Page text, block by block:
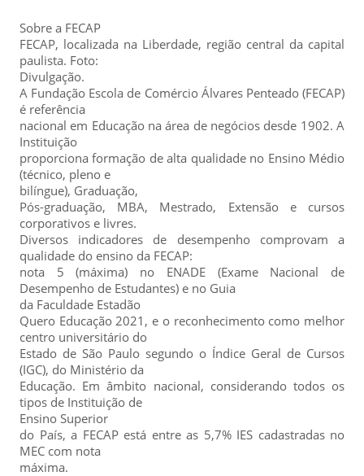
Sobre a FECAP
FECAP, localizada na Liberdade, região central da capital
paulista. Foto:
Divulgação.
A Fundação Escola de Comércio Álvares Penteado (FECAP)
é referência
nacional em Educação na área de negócios desde 1902. A
Instituição
proporciona formação de alta qualidade no Ensino Médio
(técnico, pleno e
bilíngue), Graduação,
Pós-graduação, MBA, Mestrado, Extensão e cursos
corporativos e livres.
Diversos indicadores de desempenho comprovam a
qualidade do ensino da FECAP:
nota 5 (máxima) no ENADE (Exame Nacional de
Desempenho de Estudantes) e no Guia
da Faculdade Estadão
Quero Educação 2021, e o reconhecimento como melhor
centro universitário do
Estado de São Paulo segundo o Índice Geral de Cursos
(IGC), do Ministério da
Educação. Em âmbito nacional, considerando todos os
tipos de Instituição de
Ensino Superior
do País, a FECAP está entre as 5,7% IES cadastradas no
MEC com nota
máxima.